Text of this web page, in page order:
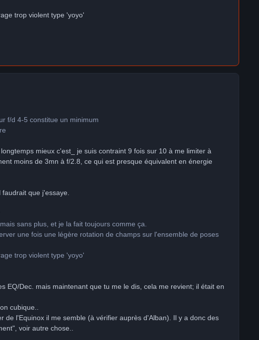
trop violent type 'yoyo'
f/d 4-5 constitue un minimum
mieux c'est_ je suis contraint 9 fois sur 10 à me limiter à
moins de 3mn à f/2.8, ce qui est presque équivalent en énergie
que j'essaye.
sans plus, et je la fait toujours comme ça.
une fois une légère rotation de champs sur l'ensemble de poses
trop violent type 'yoyo'
EQ/Dec. mais maintenant que tu me le dis, cela me revient; il était en
cubique..
l'Equinox il me semble (à vérifier auprès d'Alban). Il y a donc des
voir autre chose..